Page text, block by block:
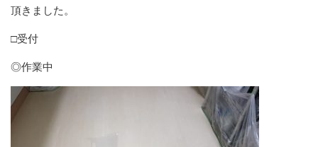
頂きました。
□受付
◎作業中